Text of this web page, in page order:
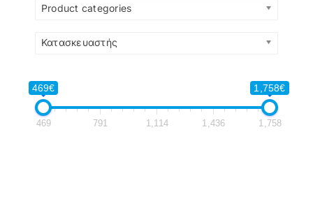
Product categories
Κατασκευαστής
469€ 1,758€
469 791 1,114 1,436 1,758